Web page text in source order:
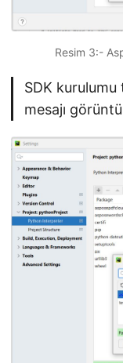
Resim 3:-
SDK kurulumu
mesajı